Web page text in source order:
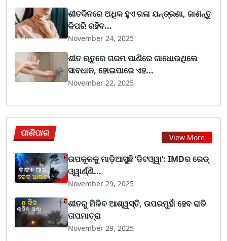
ଶୀତଦିନରେ ଅଧିକ ହୁଏ ଗଳା ଯନ୍ତ୍ରଣା, ଜାଣନ୍ତୁ
କିପରି ରହିବ...
November 24, 2025
ଶୀତ ଋତୁରେ ଗରମ ପାଣିରେ ଗାଧୋଉଥିଲେ
ସାବଧାନ, ହୋଇପାରେ ଏହ...
November 22, 2025
ପାଣିପାଗ View More
ଉପକୂଳକୁ ମାଡ଼ିଆସୁଛି ‘ଡିଟଓ୍ୱା’: IMDର ରେଡ୍
ଓ୍ୱାର୍ଣ୍ଣି...
November 29, 2025
ଶୀତରୁ ମିଳିବ ଆଶ୍ୱସ୍ତି, ଉପରମୁହାଁ ହେବ ରାତି
ତାପମାତ୍ରା
November 29, 2025